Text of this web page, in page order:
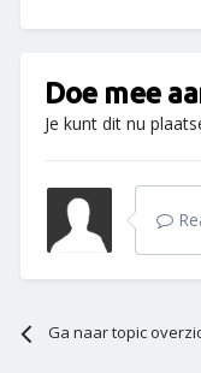
Doe mee
Je kunt dit nu
Ga naar topic